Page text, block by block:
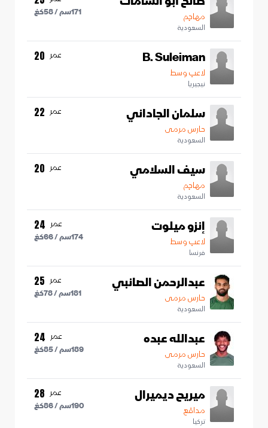
مهاجم
السعودية
171سم /58كغ
B. Suleiman
لاعب وسط
نيجيريا
عمر 20
سلمان الجاداني
حارس مرمى
السعودية
عمر 22
سيف السلامي
مهاجم
السعودية
عمر 20
إنزو ميلوت
لاعب وسط
فرنسا
عمر 24
174سم /66كغ
عبدالرحمن الصانبي
حارس مرمى
السعودية
عمر 25
181سم /78كغ
عبدالله عبده
حارس مرمى
السعودية
عمر 24
189سم /85كغ
ميريح ديميرال
مدافع
تركيا
عمر 28
190سم /86كغ